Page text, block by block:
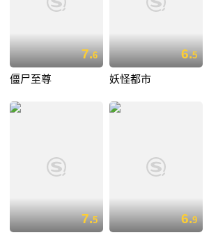
7.6
僵尸至尊
6.5
妖怪都市
7.5 6.9